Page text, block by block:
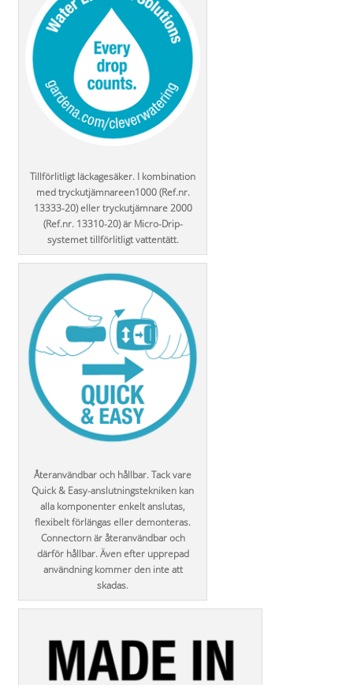
Tillförlitligt läckagesäker. I kombination
med tryckutjämnareen1000 (Ref.nr.
13333-20) eller tryckutjämnare 2000
(Ref.nr. 13310-20) är Micro-Drip-
systemet tillförlitligt vattentätt.
Återanvändbar och hållbar. Tack vare
Quick & Easy-anslutningstekniken kan
alla komponenter enkelt anslutas,
flexibelt förlängas eller demonteras.
Connectorn är återanvändbar och
därför hållbar. Även efter upprepad
användning kommer den inte att
skadas.